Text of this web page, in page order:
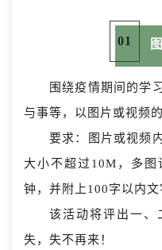
01
围绕疫情期间的学
与事等， 以图片或视频
要求：图片或视频
大小不超过10M，多
钟，并附上100字以内文
该活动将评出一、
失，失不再来！